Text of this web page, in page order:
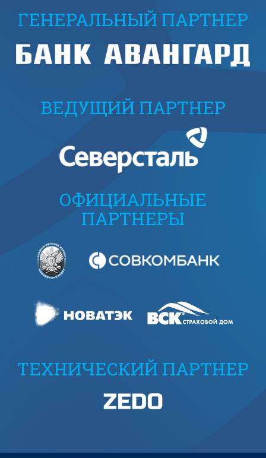
ГЕНЕРАЛЬНЫЙ ПАРТНЕР
ВЕДУЩИЙ ПАРТНЕР
ОФИЦИАЛЬНЫЕ
ПАРТНЕРЫ
ТЕХНИЧЕСКИЙ ПАРТНЕР